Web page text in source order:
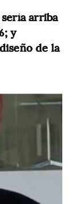
arriba
y
de la